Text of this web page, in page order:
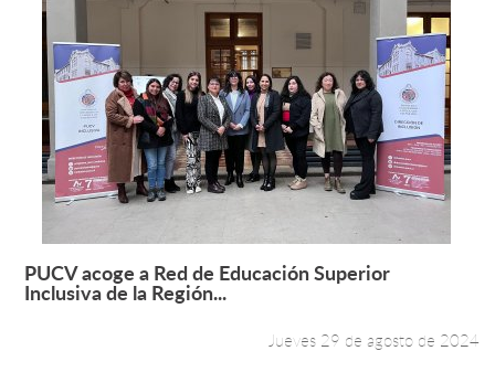
Leer más +
PUCV acoge a Red de Educación Superior
Inclusiva de la Región...
Jueves 29 de agosto de 2024